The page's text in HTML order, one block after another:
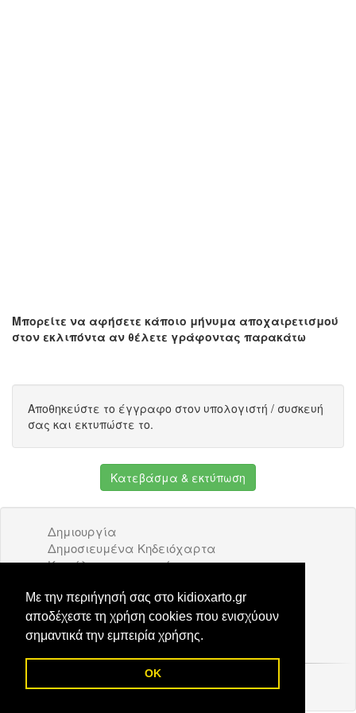
Με την περιήγησή σας στο kidioxarto.gr
αποδέχεστε τη χρήση cookies που ενισχύουν
σημαντικά την εμπειρία χρήσης.
OK
Μπορείτε να αφήσετε κάποιο μήνυμα αποχαιρετισμού
στον εκλιπόντα αν θέλετε γράφοντας παρακάτω
Αποθηκεύστε το έγγραφο στον υπολογιστή / συσκευή
σας και εκτυπώστε το.
Κατεβάσμα & εκτύπωση
Δημιουργία
Δημοσιευμένα Κηδειόχαρτα
Κατάλογος επιχειρήσεων
Διαφήμιση
Επικοινωνία
© 2026 Kidioxarto.gr /Επικοινωνία